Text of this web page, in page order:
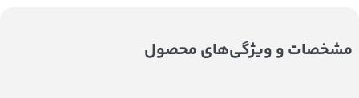
مشخصات و ویژگی‌های محصول